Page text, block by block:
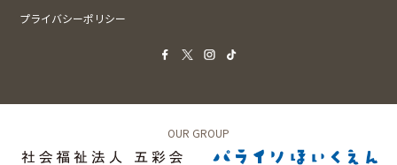
プライバシーポリシー
OUR GROUP